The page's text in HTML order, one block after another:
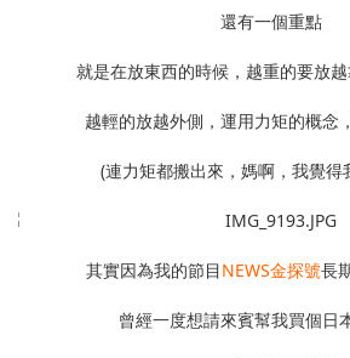
還有一個重點
就是在放東西的時候，越重的要放
越輕的放越外側，運用力矩的概念
(連力矩都搬出來，媽啊，我覺
其實因為我的節目NEWS金探號長
曾經一度想請來賓幫我買個日